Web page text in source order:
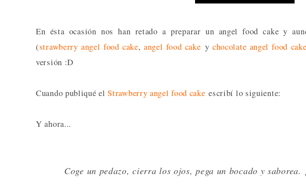
En ésta ocasión nos han retado a preparar un angel food cake y
(strawberry angel food cake, angel food cake y chocolate angel food
versión :D
Cuando publiqué elStrawberry angel food cake escribí lo siguiente:
Y ahora...
Coge un pedazo, cierra los ojos, pega un bocado y saborea.